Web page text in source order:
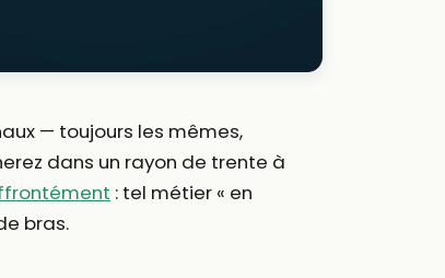
— toujours les mêmes,
dans un rayon de trente à
: tel métier « en
bras.